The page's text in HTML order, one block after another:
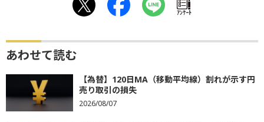
ｱﾝｹｰﾄ
あわせて読む
【為替】120日MA（移動平均線）割れが示す円
売り取引の損失
2026/08/07